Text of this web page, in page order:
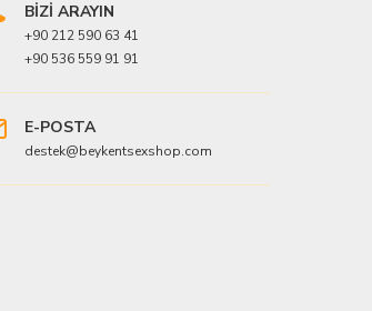
BİZİ ARAYIN
+90 212 590 63 41
+90 536 559 91 91
E-POSTA
destek@beykentsexshop.com